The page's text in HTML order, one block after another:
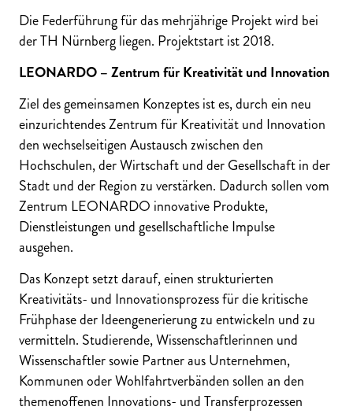
Die Federführung für das mehrjährige Projekt wird bei
der TH Nürnberg liegen. Projektstart ist 2018.
LEONARDO – Zentrum für Kreativität und Innovation
Ziel des gemeinsamen Konzeptes ist es, durch ein neu
einzurichtendes Zentrum für Kreativität und Innovation
den wechselseitigen Austausch zwischen den
Hochschulen, der Wirtschaft und der Gesellschaft in der
Stadt und der Region zu verstärken. Dadurch sollen vom
Zentrum LEONARDO innovative Produkte,
Dienstleistungen und gesellschaftliche Impulse
ausgehen.
Das Konzept setzt darauf, einen strukturierten
Kreativitäts- und Innovationsprozess für die kritische
Frühphase der Ideengenerierung zu entwickeln und zu
vermitteln. Studierende, Wissenschaftlerinnen und
Wissenschaftler sowie Partner aus Unternehmen,
Kommunen oder Wohlfahrtverbänden sollen an den
themenoffenen Innovations- und Transferprozessen